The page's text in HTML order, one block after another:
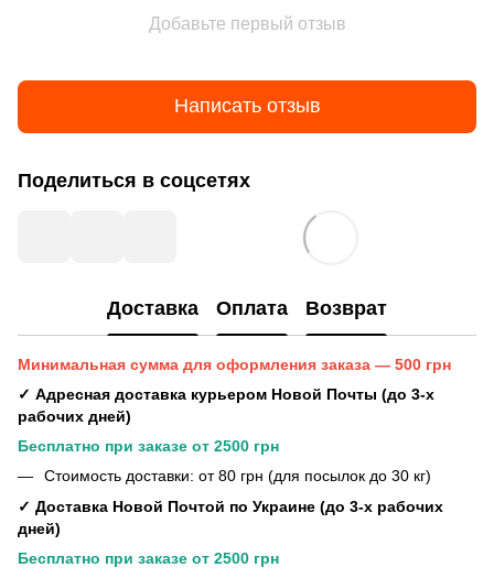
Добавьте первый отзыв
Написать отзыв
Поделиться в соцсетях
Доставка Оплата Возврат
Минимальная сумма для оформления заказа — 500 грн
✓ Адресная доставка курьером Новой Почты (до 3-х
рабочих дней)
Бесплатно при заказе от 2500 грн
Стоимость доставки: от 80 грн (для посылок до 30 кг)
✓ Доставка Новой Почтой по Украине (до 3-х рабочих
дней)
Бесплатно при заказе от 2500 грн